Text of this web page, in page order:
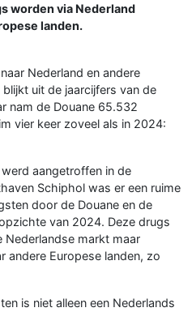
worden via Nederland
landen.
Nederland en andere
uit de jaarcijfers van de
nam de Douane 65.532
vier keer zoveel als in 2024:
aangetroffen in de
Schiphol was er een ruime
door de Douane en de
van 2024. Deze drugs
markt maar
andere Europese landen, zo
is niet alleen een Nederlands